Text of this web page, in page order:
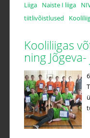
Liiga
Naiste I liiga
tiitlivõistlused
Kooliliigas
ning